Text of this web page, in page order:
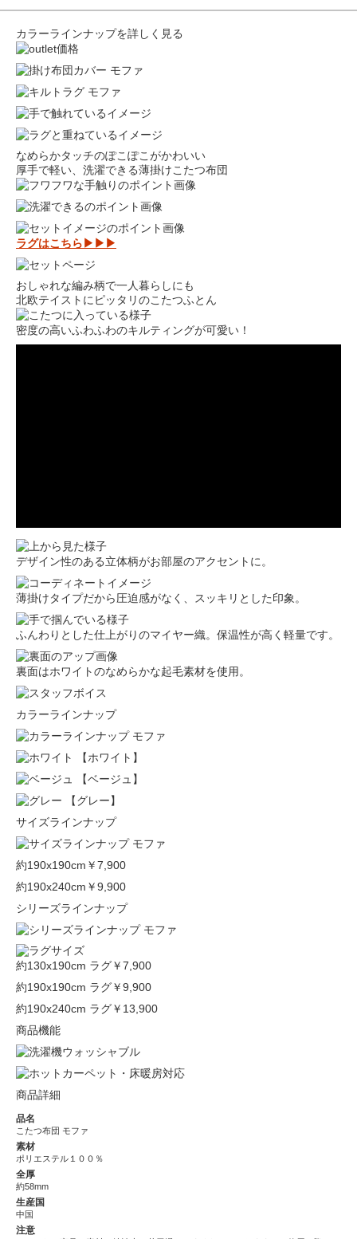
カラーラインナップを詳しく見る
なめらかタッチのぽこぽこがかわいい
厚手で軽い、洗濯できる薄掛けこたつ布団
ラグはこちら▶▶▶
おしゃれな編み柄で一人暮らしにも
北欧テイストにピッタリのこたつふとん
密度の高いふわふわのキルティングが可愛い！
デザイン性のある立体柄がお部屋のアクセントに。
薄掛けタイプだから圧迫感がなく、スッキリとした印象。
ふんわりとした仕上がりのマイヤー織。保温性が高く軽量です。
裏面はホワイトのなめらかな起毛素材を使用。
カラーラインナップ
【ホワイト】
【ベージュ】
【グレー】
サイズラインナップ
約190x190cm ￥7,900
約190x240cm ￥9,900
シリーズラインナップ
約130x190cm ラグ￥7,900
約190x190cm ラグ￥9,900
約190x240cm ラグ￥13,900
商品機能
商品詳細
品名
こたつ布団 モファ
素材
ポリエステル１００％
全厚
約58mm
生産国
中国
注意